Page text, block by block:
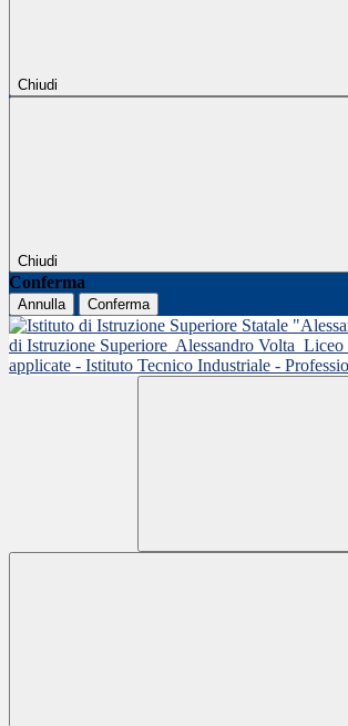
Chiudi
Chiudi
Conferma
Annulla Conferma
di Istruzione Superiore Alessandro Volta Liceo
applicate - Istituto Tecnico Industriale -